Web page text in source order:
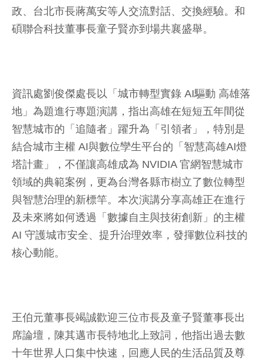
政、台北市長蔣萬安等人交流對話、交換經驗。和
碩聯合科技董事長童子賢亦到場共襄盛舉。
資訊處劉俊傑處長以「城市轉型實錄 AI驅動 高雄落
地」為題進行專題演講，指出高雄在短短五年間從
智慧城市的「追隨者」躍升為「引領者」，特別是
結合城市主權 AI與數位孿生平台的「智慧高雄AI燈
塔計畫」，不僅讓高雄成為 NVIDIA 官網智慧城市
領域的典範案例，更為台灣各縣市樹立了數位轉型
與智慧治理的新標竿。本次演講分享高雄正在進行
及未來將如何透過「數據自主與技術創新」的主權
AI 守護城市安全、提升治理效率，發揮數位科技的
核心動能。
王伯元董事長竭誠歡迎三位市長及童子賢董事長出
席論壇，陳其邁市長特地北上致詞，他指出過去數
十年世界人口集中快速，回應人民的生活品質及尊